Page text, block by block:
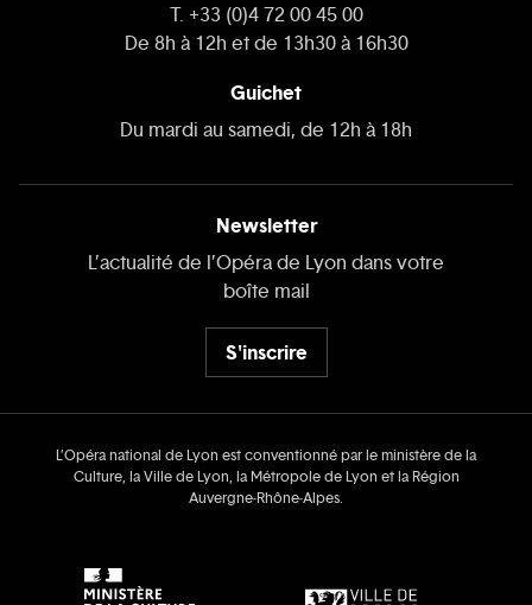
T. +33 (0)4 72 00 45 00
De 8h à 12h et de 13h30 à 16h30
Guichet
Du mardi au samedi, de 12h à 18h
Newsletter
L’actualité de l’Opéra de Lyon dans votre
boîte mail
S'inscrire
L’Opéra national de Lyon est conventionné par le ministère de la
Culture, la Ville de Lyon, la Métropole de Lyon et la Région
Auvergne‑Rhône‑Alpes.